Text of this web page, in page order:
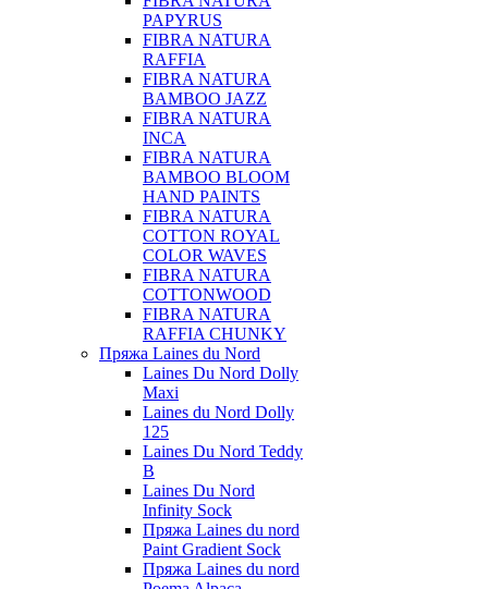
PAPYRUS
FIBRA NATURA
RAFFIA
FIBRA NATURA
BAMBOO JAZZ
FIBRA NATURA
INCA
FIBRA NATURA
BAMBOO BLOOM
HAND PAINTS
FIBRA NATURA
COTTON ROYAL
COLOR WAVES
FIBRA NATURA
COTTONWOOD
FIBRA NATURA
RAFFIA CHUNKY
Пряжа Laines du Nord
Laines Du Nord Dolly
Maxi
Laines du Nord Dolly
125
Laines Du Nord Teddy
B
Laines Du Nord
Infinity Sock
Пряжа Laines du nord
Paint Gradient Sock
Пряжа Laines du nord